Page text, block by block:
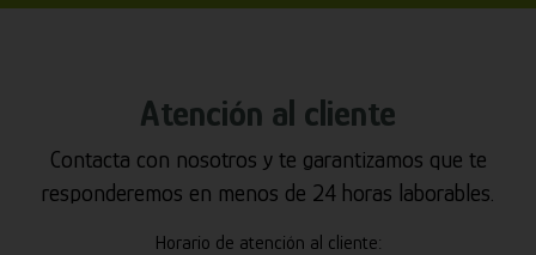
Atención al cliente
Contacta con nosotros y te garantizamos que te
responderemos en menos de 24 horas laborables.
Horario de atención al cliente: